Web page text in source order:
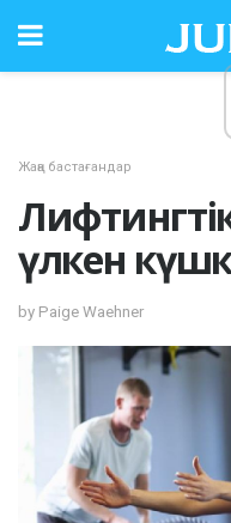
Жаңа бастағандар
үлкен
by Paige Waehner